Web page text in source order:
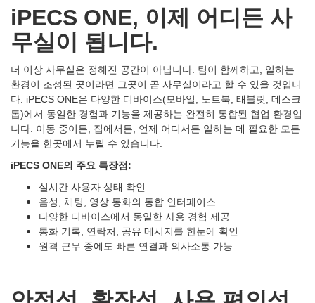
iPECS ONE, 이제 어디든 사
무실이
됩니다.
더 이상 사무실은 정해진 공간이 아닙니다. 팀이 함께하고, 일하는
환경이 조성된 곳이라면 그곳이 곧 사무실이라고 할 수 있을 것입니
다. iPECS ONE은 다양한 디바이스(모바일, 노트북, 태블릿, 데스크
톱)에서 동일한 경험과 기능을 제공하는 완전히 통합된 협업 환경입
니다. 이동 중이든, 집에서든, 언제 어디서든 일하는 데 필요한 모든
기능을 한곳에서 누릴 수 있습니다.
iPECS ONE의 주요 특장점 :
실시간 사용자 상태 확인
음성, 채팅, 영상 통화의 통합 인터페이스
다양한 디바이스에서 동일한 사용 경험 제공
통화 기록, 연락처, 공유 메시지를 한눈에 확인
원격 근무 중에도 빠른 연결과 의사소통 가능